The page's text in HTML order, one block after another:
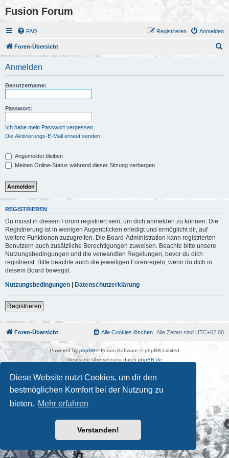
Diese Website nutzt Cookies, um dir den
bestmöglichen Komfort bei der Nutzung zu
bieten. Mehr erfahren
Verstanden!
Fusion Forum
FAQ Anmelden
Registrieren
Foren-Übersicht
Anmelden
Benutzername:
Passwort:
Ich habe mein Passwort vergessen
Die Aktivierungs-E-Mail erneut senden
Angemeldet bleiben
Meinen Online-Status während dieser Sitzung verbergen
REGISTRIEREN
Du musst in diesem Forum registriert sein, um dich anmelden zu können. Die
Registrierung ist in wenigen Augenblicken erledigt und ermöglicht dir, auf
weitere Funktionen zuzugreifen. Die Board-Administration kann registrierten
Benutzern auch zusätzliche Berechtigungen zuweisen. Beachte bitte unsere
Nutzungsbedingungen und die verwandten Regelungen, bevor du dich
registrierst. Bitte beachte auch die jeweiligen Forenregeln, wenn du dich in
diesem Board bewegst.
Nutzungsbedingungen | Datenschutzerklärung
Registrieren
Foren-Übersicht Alle Zeiten sind UTC+02:00
Alle Cookies löschen
Powered byphpBB® Forum Software © phpBB Limited
Deutsche Übersetzung durch phpBB.de
Datenschutz| Nutzungsbedingungen